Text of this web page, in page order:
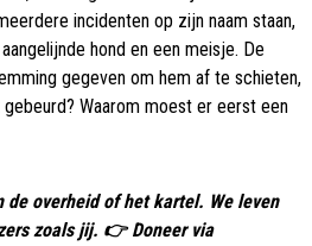
incidenten op zijn naam staan,
hond en een meisje. De
gegeven om hem af te schieten,
Waarom moest er eerst een
de overheid of het kartel. We leven
zoals jij. 👉 Doneer via